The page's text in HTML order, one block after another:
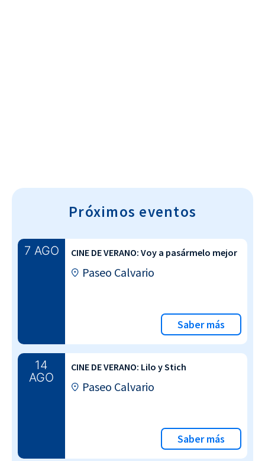
Próximos eventos
7 AGO CINE DE VERANO: Voy a pasármelo mejor
Paseo Calvario
Saber más
14
AGO
CINE DE VERANO: Lilo y Stich
Paseo Calvario
Saber más